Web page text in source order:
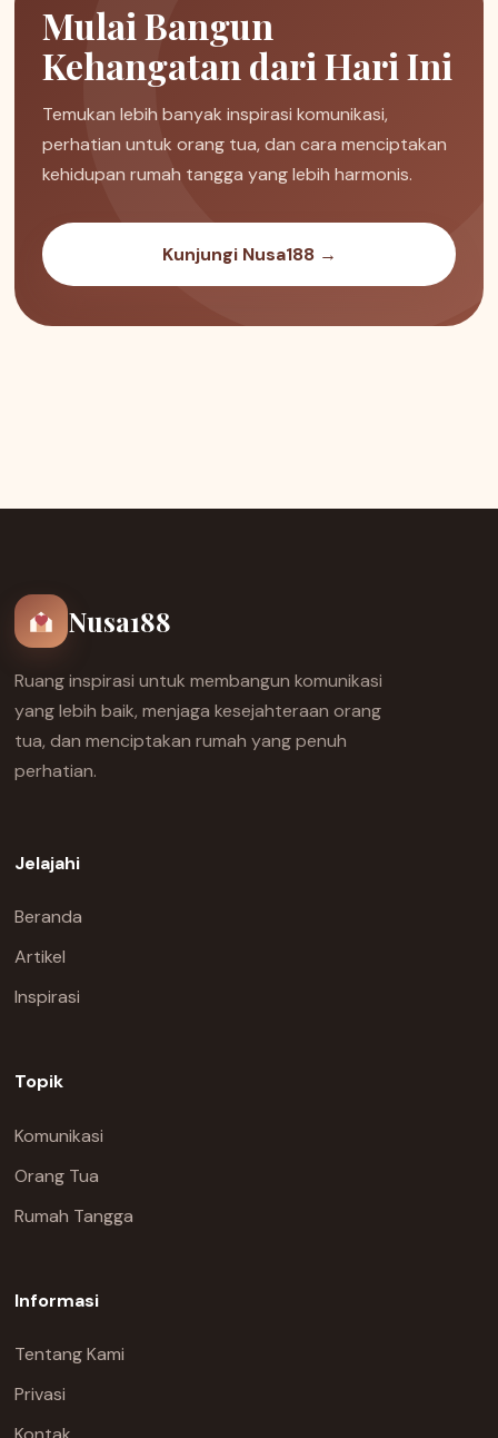
Mulai Bangun
Kehangatan dari Hari Ini
Temukan lebih banyak inspirasi komunikasi,
perhatian untuk orang tua, dan cara menciptakan
kehidupan rumah tangga yang lebih harmonis.
Kunjungi Nusa188 →
Nusa188
Ruang inspirasi untuk membangun komunikasi
yang lebih baik, menjaga kesejahteraan orang
tua, dan menciptakan rumah yang penuh
perhatian.
Jelajahi
Beranda
Artikel
Inspirasi
Topik
Komunikasi
Orang Tua
Rumah Tangga
Informasi
Tentang Kami
Privasi